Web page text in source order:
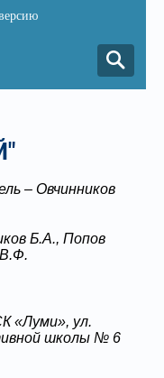
– Овчинников
Б.А., Попов
«Луми», ул.
школы № 6